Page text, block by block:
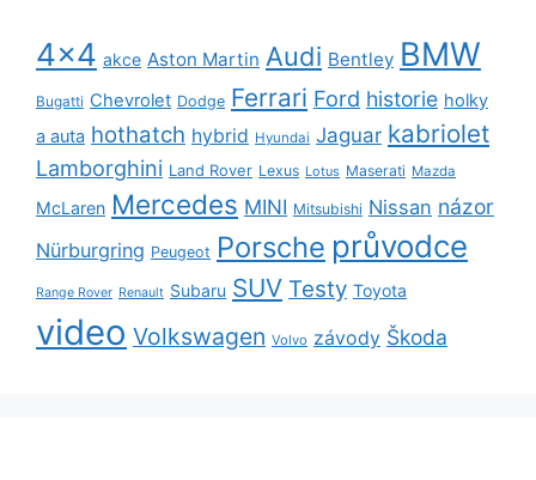
4x4 akce Aston Martin Audi Bentley BMW
Bugatti Chevrolet Dodge Ferrari Ford historie holky
a auta hothatch hybrid Hyundai Jaguar kabriolet
Lamborghini Land Rover Lexus Lotus Maserati Mazda
McLaren Mercedes MINI Mitsubishi Nissan názor
Nürburgring Peugeot Porsche průvodce
Range Rover Renault Subaru SUV Testy Toyota
video Volkswagen Volvo závody Škoda